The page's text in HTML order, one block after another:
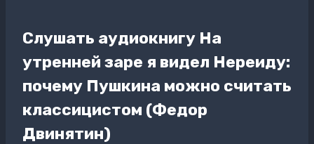
Слушать аудиокнигу На
утренней заре я видел Нереиду:
почему Пушкина можно считать
классицистом (Федор
Двинятин)